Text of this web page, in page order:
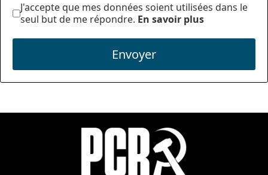
J'accepte que mes données soient utilisées dans le
seul but de me répondre. En savoir plus
Envoyer